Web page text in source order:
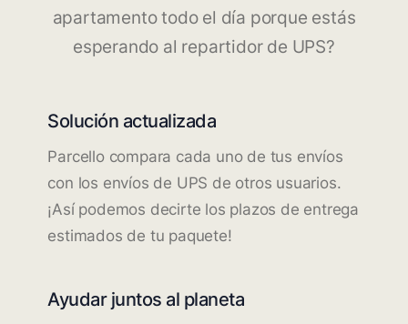
apartamento todo el día porque estás
esperando al repartidor de UPS?
Solución actualizada
Parcello compara cada uno de tus envíos
con los envíos de UPS de otros usuarios.
¡Así podemos decirte los plazos de entrega
estimados de tu paquete!
Ayudar juntos al planeta